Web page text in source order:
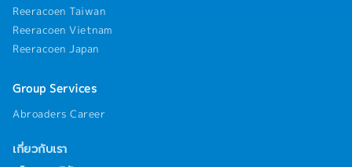
Reeracoen Taiwan
Reeracoen Vietnam
Reeracoen Japan
Group Services
Abroaders Career
เกี่ยวกับเรา